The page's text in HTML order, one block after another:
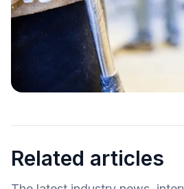
Related articles